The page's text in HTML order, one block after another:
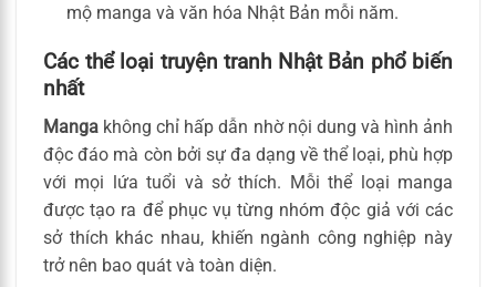
mộ manga và văn hóa Nhật Bản mỗi năm.
Các thể loại truyện tranh Nhật Bản phổ biến
nhất
Manga không chỉ hấp dẫn nhờ nội dung và hình ảnh
độc đáo mà còn bởi sự đa dạng về thể loại, phù hợp
với mọi lứa tuổi và sở thích. Mỗi thể loại manga
được tạo ra để phục vụ từng nhóm độc giả với các
sở thích khác nhau, khiến ngành công nghiệp này
trở nên bao quát và toàn diện.